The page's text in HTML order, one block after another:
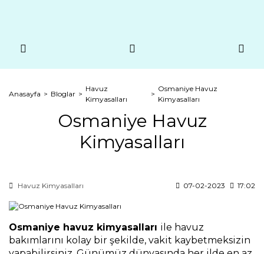
Anasayfa Bloglar
Havuz
Kimyasalları
Osmaniye Havuz
Kimyasalları
Osmaniye Havuz
Kimyasalları
Havuz Kimyasalları 07-02-2023 17:02
Osmaniye havuz kimyasalları ile havuz
bakımlarını kolay bir şekilde, vakit kaybetmeksizin